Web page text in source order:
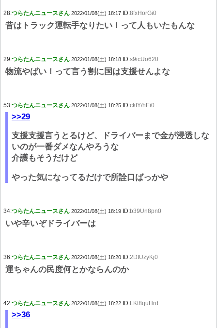
28:つらたんニュースさん 2022/01/08(土) 18:17 ID:8fxHorGi0
昔はトラック運転手なりたい！って人もいたもんな
29:つらたんニュースさん 2022/01/08(土) 18:18 ID:s9icUo620
物流やばい！って言う割に国は支援せんよな
53:つらたんニュースさん 2022/01/08(土) 18:25 ID:cktY/hEi0
>>29
支援支援言うとるけど、ドライバーまで金が浸透しな
いのが一番ダメなんやろうな
介護もそうだけど
やった気になってるだけで所詮口ばっかや
34:つらたんニュースさん 2022/01/08(土) 18:19 ID:b39Un8pn0
いや辛いぞドライバーは
36:つらたんニュースさん 2022/01/08(土) 18:20 ID:2DtUzyKj0
運ちゃんの民度何とかならんのか
42:つらたんニュースさん 2022/01/08(土) 18:22 ID:LKt8quHrd
>>36